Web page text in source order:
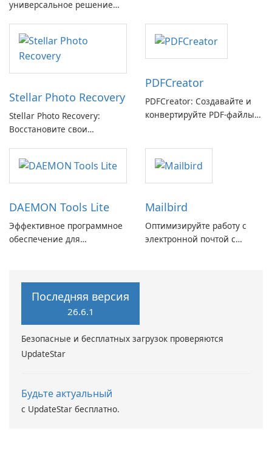
универсальное решение
электронной почты
Stellar Photo Recovery
Stellar Photo Recovery:
Восстановите свои
с легкостью
PDFCreator
PDFCreator: Создавайте и
конвертируйте PDF-файлы с
DAEMON Tools Lite
Эффективное программное
обеспечение для
Mailbird
Оптимизируйте работу с
электронной почтой с
Последняя версия
26.6.1
Безопасные и бесплатных загрузок проверяются
UpdateStar
Будьте актуальный
с UpdateStar бесплатно.